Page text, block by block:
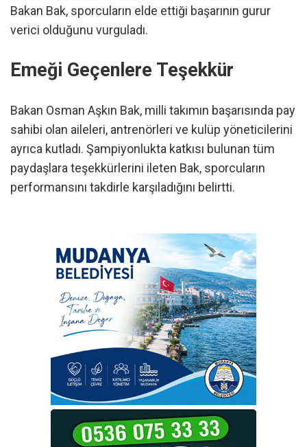
Bakan Bak, sporcuların elde ettiği başarının gurur
verici olduğunu vurguladı.
Emeği Geçenlere Teşekkür
Bakan Osman Aşkın Bak, milli takımın başarısında pay
sahibi olan aileleri, antrenörleri ve kulüp yöneticilerini
ayrıca kutladı. Şampiyonlukta katkısı bulunan tüm
paydaşlara teşekkürlerini ileten Bak, sporcuların
performansını takdirle karşıladığını belirtti.